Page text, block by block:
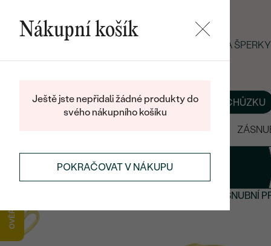
LETNÍ BLACK FRIDAY: −25 % NA
BLOGŠPERKY NA MÍRU DOMLUVIT SI SCHŮZKU
ZÁSNUBNÍ
Nákupní košík
Ještě jste nepřidali žádné produkty do
svého nákupního košíku
POKRAČOVAT V NÁKUPU